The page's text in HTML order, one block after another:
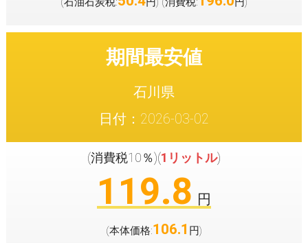
期間最安値
石川県
日付：2026-03-02
(消費税10％)(1リットル)
119.8 円
(本体価格:106.1 円)